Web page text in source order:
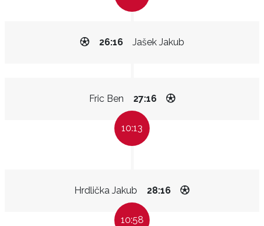
Jašek Jakub
26:16
Fric Ben 27:16
10:13
Hrdlička Jakub 28:16
10:58